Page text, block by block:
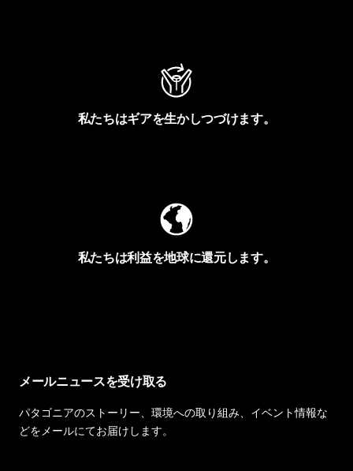
私たちはギアを生かしつづけます。
私たちは利益を地球に還元します。
メールニュースを受け取る
パタゴニアのストーリー、環境への取り組み、イベント情報な
どをメールにてお届けします。